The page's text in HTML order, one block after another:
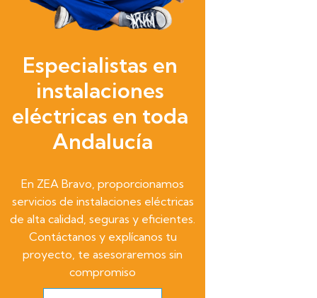
Especialistas en
instalaciones
eléctricas en toda
Andalucía
En ZEA Bravo, proporcionamos
servicios de instalaciones eléctricas
de alta calidad, seguras y eficientes.
Contáctanos y explícanos tu
proyecto, te asesoraremos sin
compromiso